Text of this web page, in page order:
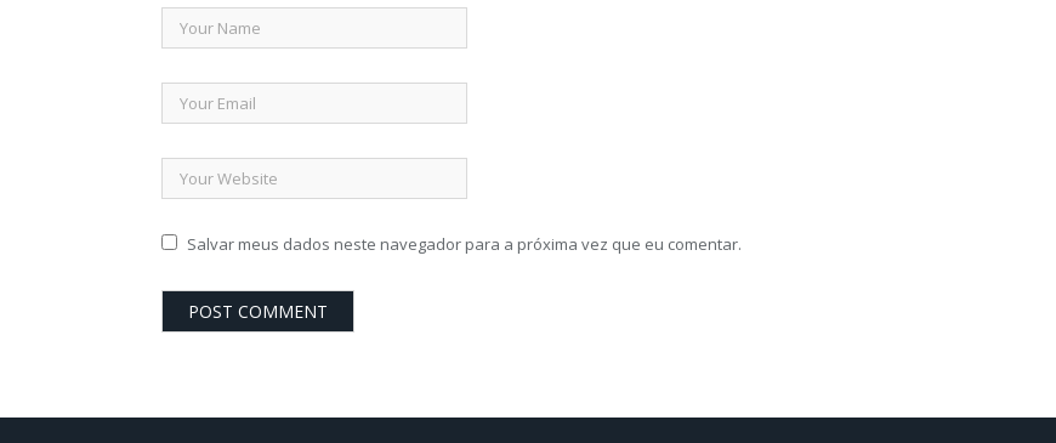
Salvar meus dados neste navegador para a próxima vez que eu comentar.